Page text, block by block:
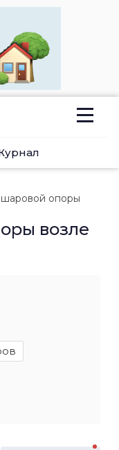
опоры
возле